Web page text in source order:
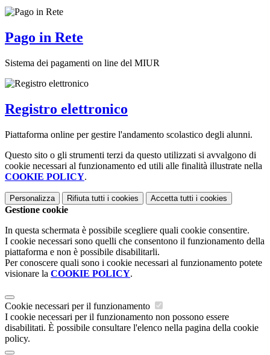
Pago in Rete
Sistema dei pagamenti on line del MIUR
Registro elettronico
Piattaforma online per gestire l'andamento scolastico degli alunni.
Questo sito o gli strumenti terzi da questo utilizzati si avvalgono di
cookie necessari al funzionamento ed utili alle finalità illustrate nella
COOKIE POLICY.
Personalizza Rifiuta tutti i cookies Accetta tutti i cookies
Gestione cookie
In questa schermata è possibile scegliere quali cookie consentire.
I cookie necessari sono quelli che consentono il funzionamento della
piattaforma e non è possibile disabilitarli.
Per conoscere quali sono i cookie necessari al funzionamento potete
visionare la COOKIE POLICY.
Cookie necessari per il funzionamento
I cookie necessari per il funzionamento non possono essere
disabilitati. È possibile consultare l'elenco nella pagina della cookie
policy.